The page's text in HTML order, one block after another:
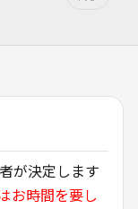
が決定します
お時間を要し